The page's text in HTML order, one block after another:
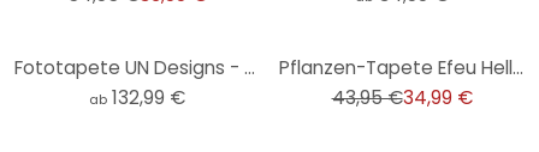
Fototapete UN Designs - Fleur de Paris
ab 132,99 €
Pflanzen-Tapete Efeu Hellgrün - Vliestapete mit Blättermotiv für Wohnzimmer & Schlafzimmer
43,95 €34,99 €